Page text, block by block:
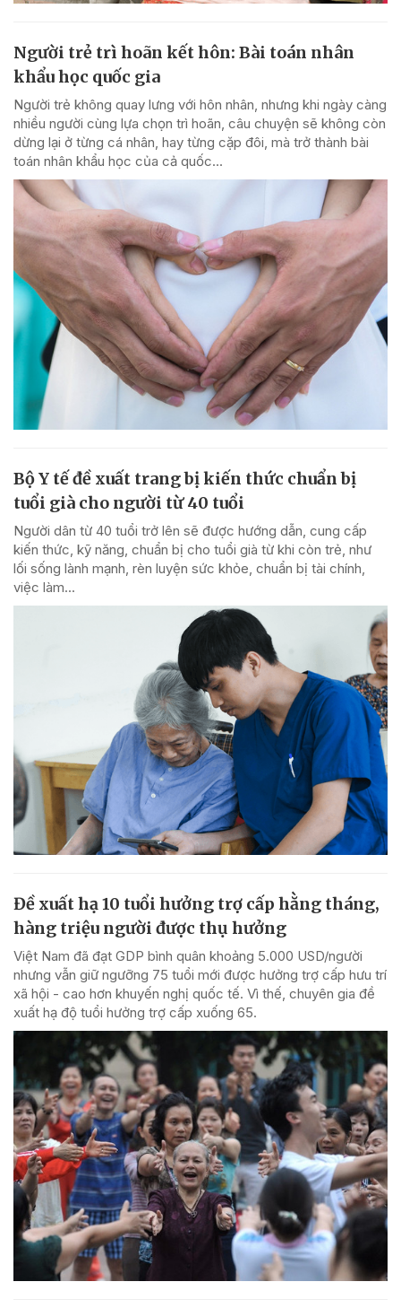
Người trẻ trì hoãn kết hôn: Bài toán nhân
khẩu học quốc gia
Người trẻ không quay lưng với hôn nhân, nhưng khi ngày càng
nhiều người cùng lựa chọn trì hoãn, câu chuyện sẽ không còn
dừng lại ở từng cá nhân, hay từng cặp đôi, mà trở thành bài
toán nhân khẩu học của cả quốc...
Bộ Y tế đề xuất trang bị kiến thức chuẩn bị
tuổi già cho người từ 40 tuổi
Người dân từ 40 tuổi trở lên sẽ được hướng dẫn, cung cấp
kiến thức, kỹ năng, chuẩn bị cho tuổi già từ khi còn trẻ, như
lối sống lành mạnh, rèn luyện sức khỏe, chuẩn bị tài chính,
việc làm...
Đề xuất hạ 10 tuổi hưởng trợ cấp hằng tháng,
hàng triệu người được thụ hưởng
Việt Nam đã đạt GDP bình quân khoảng 5.000 USD/người
nhưng vẫn giữ ngưỡng 75 tuổi mới được hưởng trợ cấp hưu trí
xã hội - cao hơn khuyến nghị quốc tế. Vì thế, chuyên gia đề
xuất hạ độ tuổi hưởng trợ cấp xuống 65.